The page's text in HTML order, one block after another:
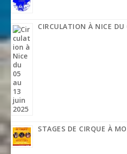
CIRCULATION À NICE
STAGES DE CIRQUE À